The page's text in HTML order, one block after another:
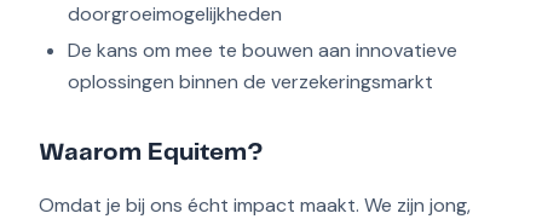
doorgroeimogelijkheden
De kans om mee te bouwen aan innovatieve
oplossingen binnen de verzekeringsmarkt
Waarom Equitem?
Omdat je bij ons écht impact maakt. We zijn jong,